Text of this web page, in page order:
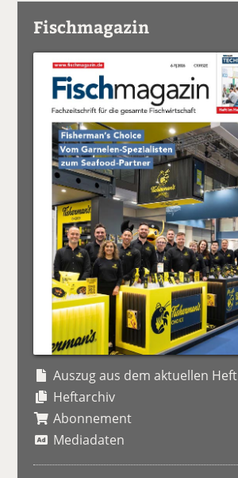
Fischmagazin
Auszug aus dem aktuellen Heft
Heftarchiv
Abonnement
Mediadaten